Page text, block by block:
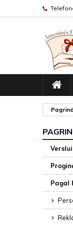
Verslui
Pagal